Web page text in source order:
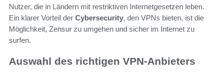
Nutzer, die in Ländern mit restriktiven Internetgesetzen leben.
Ein klarer Vorteil der Cybersecurity, den VPNs bieten, ist die
Möglichkeit, Zensur zu umgehen und sicher im Internet zu
surfen.
Auswahl des richtigen VPN-Anbieters